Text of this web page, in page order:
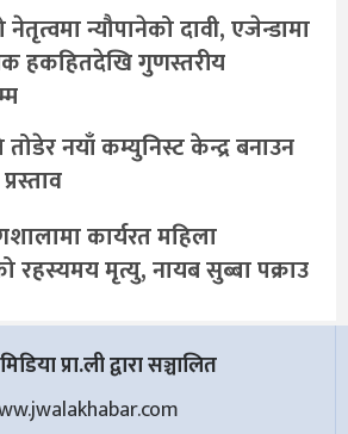
न्यौपानेको दावी, एजेन्डामा
हकहितदेखि गुणस्तरीय
तोडेर नयाँ कम्युनिस्ट केन्द्र बनाउन
कार्यरत महिला
रहस्यमय मृत्यु, नायब सुब्बा पक्राउ
प्रा.ली द्वारा सञ्चालित